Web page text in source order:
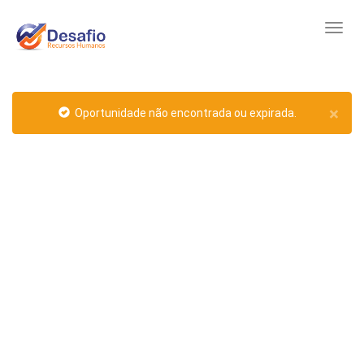
×
Oportunidade não encontrada ou expirada.